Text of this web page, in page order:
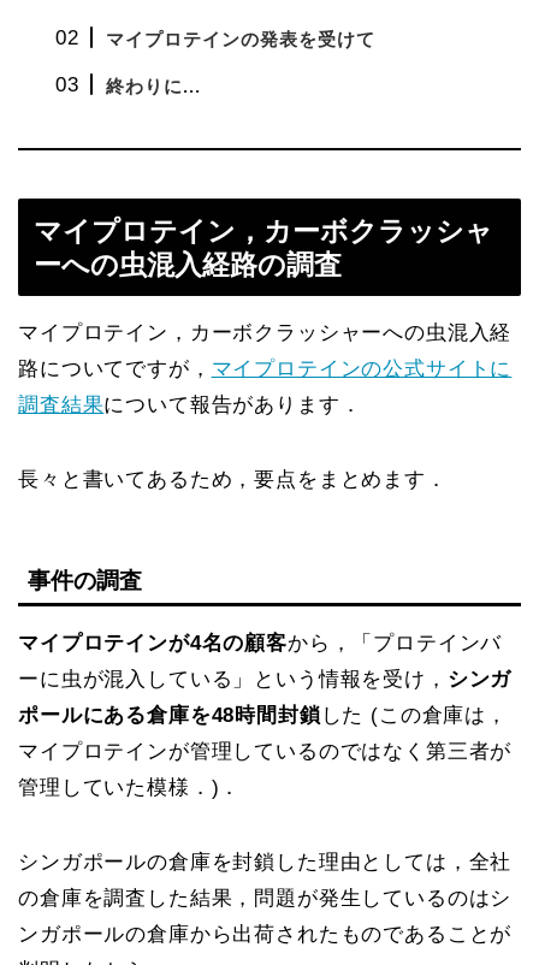
マイプロテインの発表を受けて
終わりに...
マイプロテイン，カーボクラッシャ
ーへの虫混入経路の調査
マイプロテイン，カーボクラッシャーへの虫混入経
路についてですが， マイプロテインの公式サイトに
調査結果について報告があります．
長々と書いてあるため，要点をまとめます．
事件の調査
マイプロテインが4名の顧客から，「プロテインバ
ーに虫が混入している」という情報を受け， シンガ
ポールにある倉庫を48時間封鎖 した (この倉庫は，
マイプロテインが管理しているのではなく第三者が
管理していた模様．)．
シンガポールの倉庫を封鎖した理由としては，全社
の倉庫を調査した結果，問題が発生しているのはシ
ンガポールの倉庫から出荷されたものであることが